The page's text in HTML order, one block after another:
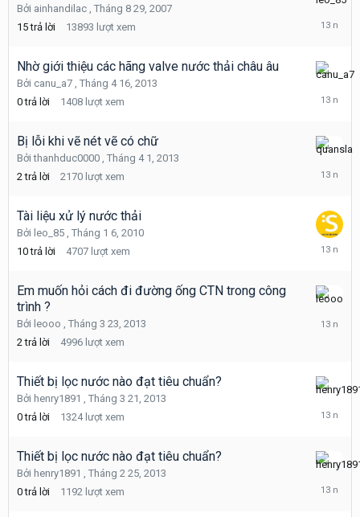
Bởi ainhandilac , Tháng 8 29, 2007
15 trả lời 13893 lượt xem
Tháng
Nhờ giới thiệu các hãng valve nước thải châu âu
Bởi canu_a7 , Tháng 4 16, 2013
0 trả lời 1408 lượt xem
Tháng
Bị lỗi khi vẽ nét vẽ có chữ
Bởithanhduc0000 , Tháng 4 1, 2013
2 trả lời 2170 lượt xem
Tháng
Tài liệu xử lý nước thải
Bởi leo_85 , Tháng 1 6, 2010
10 trả lời 4707 lượt xem
Tháng
2013
Em muốn hỏi cách đi đường ống CTN trong công
trình ?
Bởi leooo , Tháng 3 23, 2013
2 trả lời 4996 lượt xem
Tháng
Thiết bị lọc nước nào đạt tiêu chuẩn?
Bởi henry1891 , Tháng 3 21, 2013
0 trả lời 1324 lượt xem
Tháng
Thiết bị lọc nước nào đạt tiêu chuẩn?
Bởi henry1891 , Tháng 2 25, 2013
0 trả lời 1192 lượt xem
Tháng